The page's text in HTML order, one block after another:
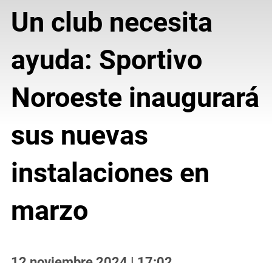
Un club necesita
ayuda: Sportivo
Noroeste inaugurará
sus nuevas
instalaciones en
marzo